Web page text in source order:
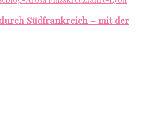
Südfrankreich – mit der